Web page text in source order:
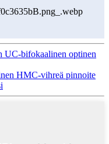
UC-bifokaalinen optinen
HMC-vihreä pinnoite